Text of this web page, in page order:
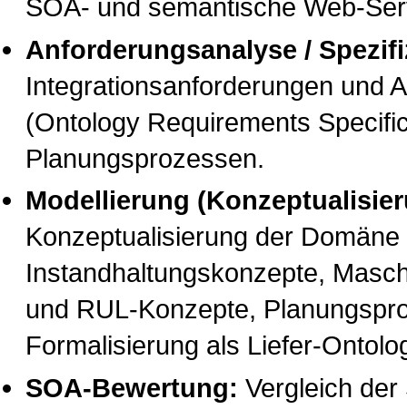
SOA- und semantische Web-
Anforderungsanalyse /
Integrationsanforderungen und
(Ontology Requirements
Planungsprozessen.
Modellierung
Konzeptualisierung der
Instandhaltungskonzepte,
und RUL-Konzepte,
Formalisierung als Liefer-
SOA-Bewertung: Vergleich